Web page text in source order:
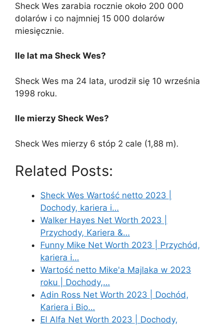
Sheck Wes zarabia rocznie około 200 000
dolarów i co najmniej 15 000 dolarów
miesięcznie.
Ile lat ma Sheck Wes?
Sheck Wes ma 24 lata, urodził się 10 września
1998 roku.
Ile mierzy Sheck Wes?
Sheck Wes mierzy 6 stóp 2 cale (1,88 m).
Related Posts:
Sheck Wes Wartość netto 2023 |
Dochody, kariera i…
Walker Hayes Net Worth 2023 |
Przychody, Kariera &…
Funny Mike Net Worth 2023 | Przychód,
kariera i…
Wartość netto Mike'a Majlaka w 2023
roku | Dochody,…
Adin Ross Net Worth 2023 | Dochód,
Kariera i Bio…
El Alfa Net Worth 2023 | Dochody,